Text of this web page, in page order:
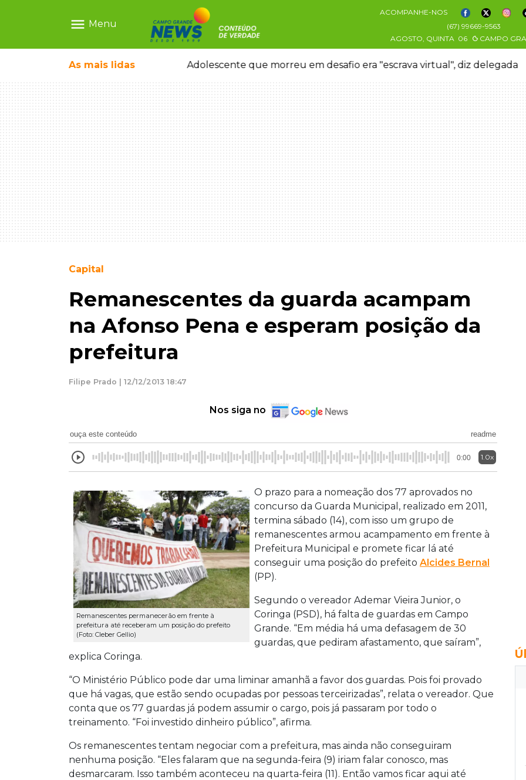
menu Menu
ACOMPANHE-NOS
(67) 99669-9563
AGOSTO, QUINTA 06 CAMPO
As mais lidas
antes de induzi-la à morte Adolescente que morreu em desafio era "escrava virtual", diz delegada
Capital
Remanescentes da guarda acampam
na Afonso Pena e esperam posição da
prefeitura
Filipe Prado | 12/12/2013 18:47
Nos siga no
ouça este conteúdo readme
0:00 1.0x
Remanescentes permanecerão em frente à
prefeitura até receberam um posição do prefeito
(Foto: Cleber Gellio)
O prazo para a nomeação dos 77 aprovados no
concurso da Guarda Municipal, realizado em 2011,
termina sábado (14), com isso um grupo de
remanescentes armou acampamento em frente à
Prefeitura Municipal e promete ficar lá até
conseguir uma posição do prefeito Alcides Bernal
(PP).
Segundo o vereador Ademar Vieira Junior, o
Coringa (PSD), há falta de guardas em Campo
Grande. “Em média há uma defasagem de 30
guardas, que pediram afastamento, que saíram”,
explica Coringa.
“O Ministério Público pode dar uma liminar amanhã a favor dos guardas. Pois foi provado
que há vagas, que estão sendo ocupadas por pessoas terceirizadas”, relata o vereador. Que
conta que os 77 guardas já podem assumir o cargo, pois já passaram por todo o
treinamento. “Foi investido dinheiro público”, afirma.
Os remanescentes tentam negociar com a prefeitura, mas ainda não conseguiram
nenhuma posição. “Eles falaram que na segunda-feira (9) iriam falar conosco, mas
desmarcaram. Isso também aconteceu na quarta-feira (11). Então vamos ficar aqui até